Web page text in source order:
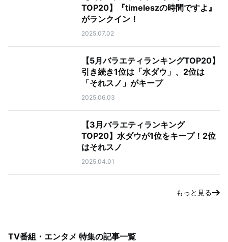
TOP20】『timeleszの時間ですよ』
がランクイン！
2025.07.02
【5月バラエティランキングTOP20】
引き続き1位は「水ダウ」、2位は
「それスノ」がキープ
2025.06.03
【3月バラエティランキング
TOP20】水ダウが1位をキープ！2位
はそれスノ
2025.04.01
もっと見る
TV番組・エンタメ 特集の記事一覧